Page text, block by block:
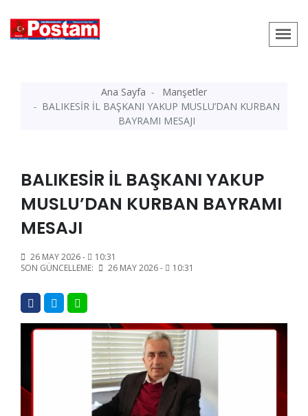
Ana Sayfa
Manşetler
BALIKESİR İL BAŞKANI YAKUP MUSLU’DAN KURBAN
BAYRAMI MESAJI
BALIKESİR İL BAŞKANI YAKUP
MUSLU’DAN KURBAN BAYRAMI
MESAJI
26 MAY 2026 -
10:31
SON GÜNCELLEME:
26 MAY 2026 - 10:31